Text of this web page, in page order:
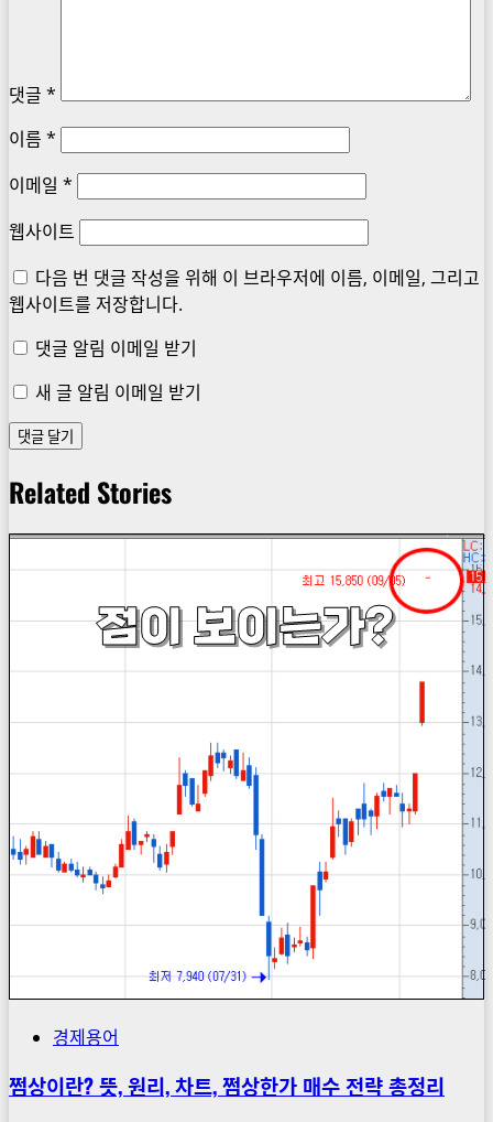
댓글 *
이름 *
이메일 *
웹사이트
다음 번 댓글 작성을 위해 이 브라우저에 이름, 이메일, 그리고
웹사이트를 저장합니다.
댓글 알림 이메일 받기
새 글 알림 이메일 받기
Related Stories
경제용어
쩜상이란? 뜻, 원리, 차트, 쩜상한가 매수 전략 총정리